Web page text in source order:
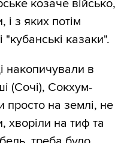
козаче військо,
з яких потім
"кубанські казаки".
накопичували в
(Сочі), Сокхум-
на землі, не
хворіли на тиф та